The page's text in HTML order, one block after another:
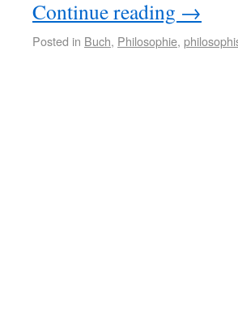
Continue reading →
Posted in Buch, Philosophie,